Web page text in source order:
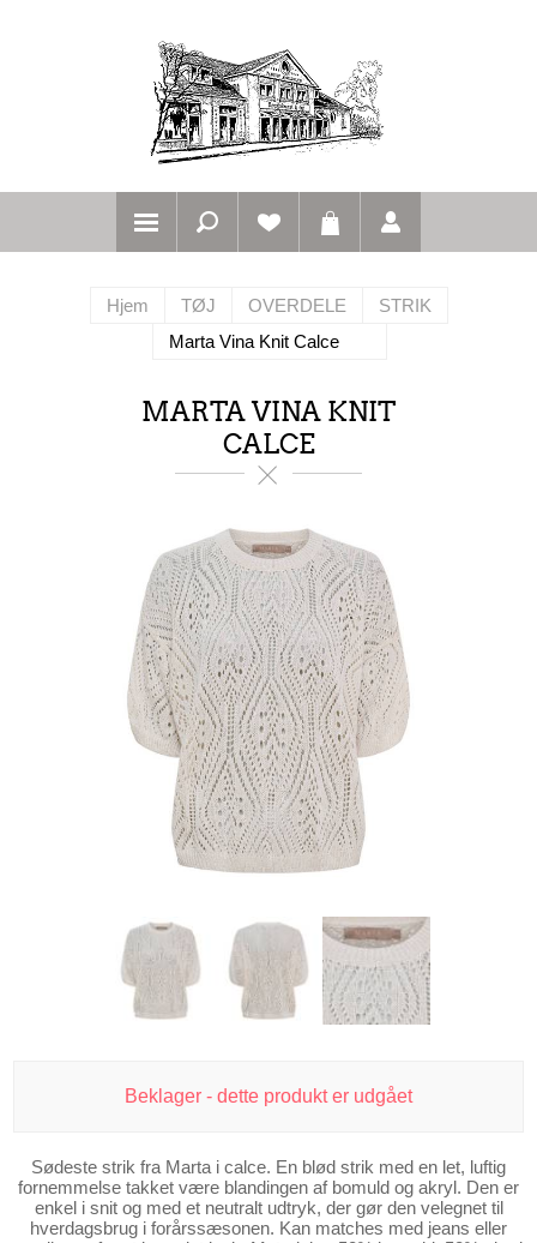
Hjem TØJ OVERDELE
STRIK
Marta Vina Knit Calce
MARTA VINA KNIT
CALCE
Beklager - dette produkt er udgået
Sødeste strik fra Marta i calce. En blød strik med en let, luftig
fornemmelse takket være blandingen af bomuld og akryl. Den er
enkel i snit og med et neutralt udtryk, der gør den velegnet til
hverdagsbrug i forårssæsonen. Kan matches med jeans eller